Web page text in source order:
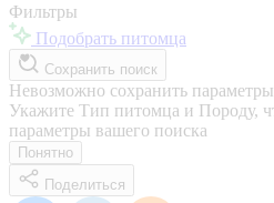
Фильтры
Подобрать питомца
Сохранить поиск
Невозможно сохранить
Укажите Тип питомца и Породу,
параметры вашего поиска
Понятно
Поделиться